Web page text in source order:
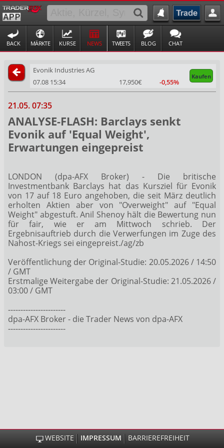
BACK MÄRKTE KURSE NEWS TWEETS BLOG CHAT
Evonik Industries AG
Kaufen
07.08 15:34 17,950€ -0,55%
21.05. 07:35
ANALYSE-FLASH: Barclays senkt
Evonik auf 'Equal Weight',
Erwartungen eingepreist
LONDON (dpa-AFX Broker) - Die britische
Investmentbank Barclays hat das Kursziel für Evonik
von 17 auf 18 Euro angehoben, die seit März deutlich
erholten Aktien aber von "Overweight" auf "Equal
Weight" abgestuft. Anil Shenoy hält die Bewertung nun
für fair, wie er am Mittwoch schrieb. Der
Ergebnisauftrieb durch die Verwerfungen im Zuge des
Nahost-Kriegs sei eingepreist./ag/zb
Veröffentlichung der Original-Studie: 20.05.2026 / 14:50
/ GMT
Erstmalige Weitergabe der Original-Studie: 21.05.2026 /
03:00 / GMT
-----------------------
dpa-AFX Broker - die Trader News von dpa-AFX
-----------------------
WEBSITE IMPRESSUM BARRIEREFREIHEIT